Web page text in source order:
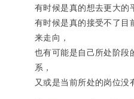
有时候是真的想去更大的
有时候是真的接受不了目
来走向，
也有可能是自己所处阶段
系，
又或是当前所处的岗位没